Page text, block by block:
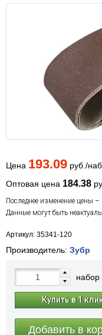
Цена 193.09 руб./
Оптовая цена 184.38
Последнее изменение цены
Данные могут быть
Артикул: 35341-120
Производитель: Зубр
набор
Купить в 1
Добавить в